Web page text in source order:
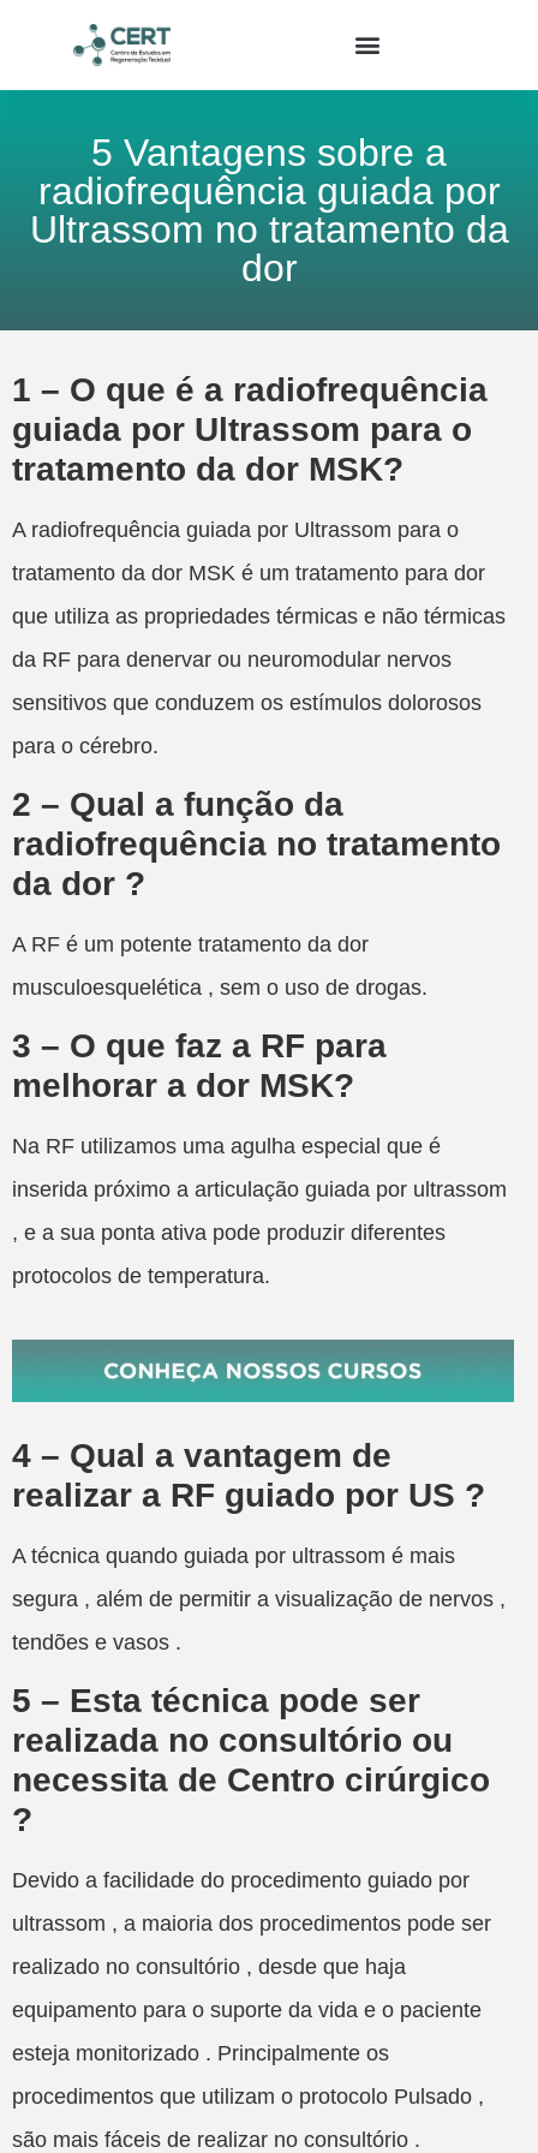
5 Vantagens sobre a
radiofrequência guiada por
Ultrassom no tratamento da
dor
1 – O que é a radiofrequência
guiada por Ultrassom para o
tratamento da dor MSK?
A radiofrequência guiada por Ultrassom para o
tratamento da dor MSK é um tratamento para dor
que utiliza as propriedades térmicas e não térmicas
da RF para denervar ou neuromodular nervos
sensitivos que conduzem os estímulos dolorosos
para o cérebro.
2 – Qual a função da
radiofrequência no tratamento
da dor ?
A RF é um potente tratamento da dor
musculoesquelética , sem o uso de drogas.
3 – O que faz a RF para
melhorar a dor MSK?
Na RF utilizamos uma agulha especial que é
inserida próximo a articulação guiada por ultrassom
, e a sua ponta ativa pode produzir diferentes
protocolos de temperatura.
4 – Qual a vantagem de
realizar a RF guiado por US ?
A técnica quando guiada por ultrassom é mais
segura , além de permitir a visualização de nervos ,
tendões e vasos .
5 – Esta técnica pode ser
realizada no consultório ou
necessita de Centro cirúrgico
?
Devido a facilidade do procedimento guiado por
ultrassom , a maioria dos procedimentos pode ser
realizado no consultório , desde que haja
equipamento para o suporte da vida e o paciente
esteja monitorizado . Principalmente os
procedimentos que utilizam o protocolo Pulsado ,
são mais fáceis de realizar no consultório .